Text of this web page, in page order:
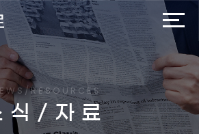
RESOURCES
식/자료